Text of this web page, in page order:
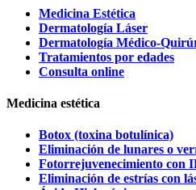
Medicina Estética
Dermatología Láser
Dermatología Médico-
Tratamientos por edades
Consulta online
Medicina estética
Botox (toxina botulínica)
Eliminación de lunares o
Fotorrejuvenecimiento con
Eliminación de estrías con